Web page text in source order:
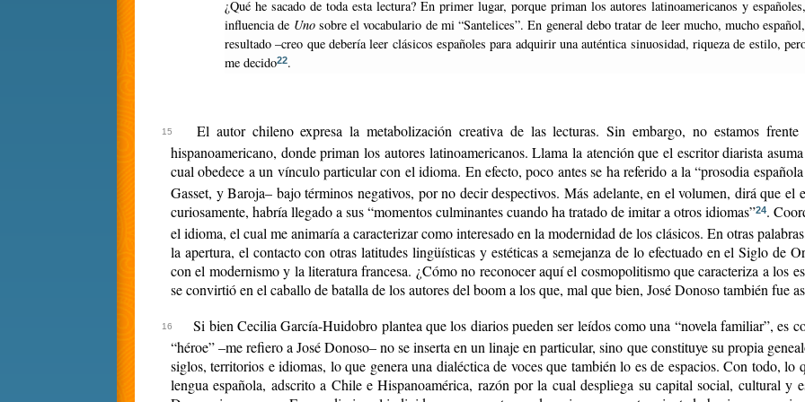
¿Qué he sacado de toda esta lectura? En primer lugar, porque priman los autores latinoamericanos y españoles, un reencuentro con el idioma. Luminosa, por ejemplo, la
influencia de Unosobre el vocabulario de mi “Santelices”. En general debo tratar de leer mucho, mucho
resultado –creo que debería leer clásicos españoles para adquirir una auténtica sinuosidad, riqueza de estilo,
me decido22.
El autor chileno expresa la metabolización creativa de las lecturas. Sin embargo, no estamos
hispanoamericano, donde priman los autores latinoamericanos. Llama la atención que el escritor diarista
cual obedece a un vínculo particular con el idioma. En efecto, poco antes se ha referido a la “prosodia
Gasset, y Baroja– bajo términos negativos, por no decir despectivos. Más adelante, en el volumen, dirá que
curiosamente, habría llegado a sus “momentos culminantes cuando ha tratado de imitar a otros idiomas”24.
el idioma, el cual me animaría a caracterizar como interesado en la modernidad de los clásicos. En otras
la apertura, el contacto con otras latitudes lingüísticas y estéticas a semejanza de lo efectuado en el Siglo
con el modernismo y la literatura francesa. ¿Cómo no reconocer aquí el cosmopolitismo que caracteriza a los
se convirtió en el caballo de batalla de los autores del boom a los que, mal que bien, José Donoso también fue
Si bien Cecilia García-Huidobro plantea que los diarios pueden ser leídos como una “novela familiar”, es
“héroe” –me refiero a José Donoso– no se inserta en un linaje en particular, sino que constituye su propia
siglos, territorios e idiomas, lo que genera una dialéctica de voces que también lo es de espacios. Con todo, lo
lengua española, adscrito a Chile e Hispanoamérica, razón por la cual despliega su capital social, cultural